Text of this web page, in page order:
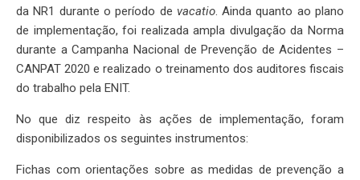
da NR1 durante o período de vacatio. Ainda quanto ao plano
de implementação, foi realizada ampla divulgação da Norma
durante a Campanha Nacional de Prevenção de Acidentes –
CANPAT 2020 e realizado o treinamento dos auditores fiscais
do trabalho pela ENIT.
No que diz respeito às ações de implementação, foram
disponibilizados os seguintes instrumentos:
Fichas com orientações sobre as medidas de prevenção a